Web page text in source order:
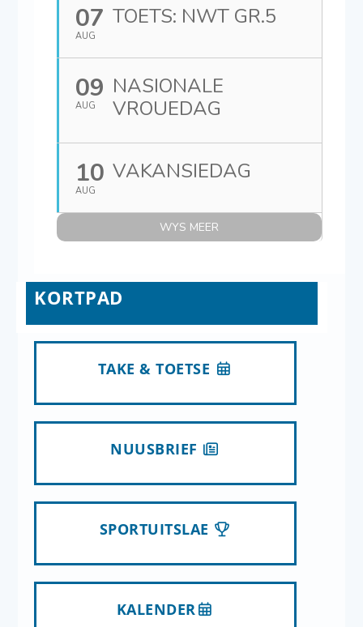
07
AUG
TOETS: NWT GR.5
09
AUG
NASIONALE
VROUEDAG
10
AUG
VAKANSIEDAG
WYS MEER
KORTPAD
TAKE & TOETSE
NUUSBRIEF
SPORTUITSLAE
KALENDER